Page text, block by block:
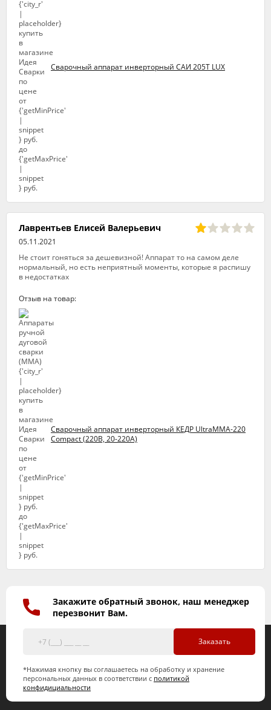
Сварочный аппарат инверторный САИ 205Т LUX
Лаврентьев Елисей Валерьевич
05.11.2021
Не стоит гоняться за дешевизной! Аппарат то на самом деле
нормальный, но есть неприятный моменты, которые я распишу
в недостатках
Отзыв на товар:
Сварочный аппарат инверторный КЕДР UltraMMA-220
Compact (220В, 20-220А)
Закажите обратный звонок, наш менеджер
перезвонит Вам.
Заказать
*Нажимая кнопку вы соглашаетесь на обработку и хранение
персональных данных в соответствии с политикой
конфидициальности